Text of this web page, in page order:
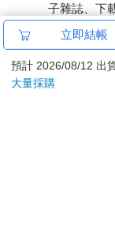
子雜誌、下
已拆封之
刀…等）
若非上列種類
日）。
立即結帳
預計 2026/08/12 出
大量採購